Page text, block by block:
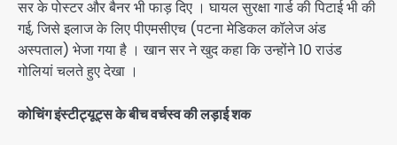
सर के पोस्टर और बैनर भी फाड़ दिए । घायल सुरक्षा गार्ड की पिटाई भी की
गई, जिसे इलाज के लिए पीएमसीएच (पटना मेडिकल कॉलेज अंड
अस्पताल) भेजा गया है । खान सर ने खुद कहा कि उन्होंने 10 राउंड
गोलियां चलते हुए देखा ।
कोचिंग इंस्टीट्यूट्स के बीच वर्चस्व की लड़ाई शक